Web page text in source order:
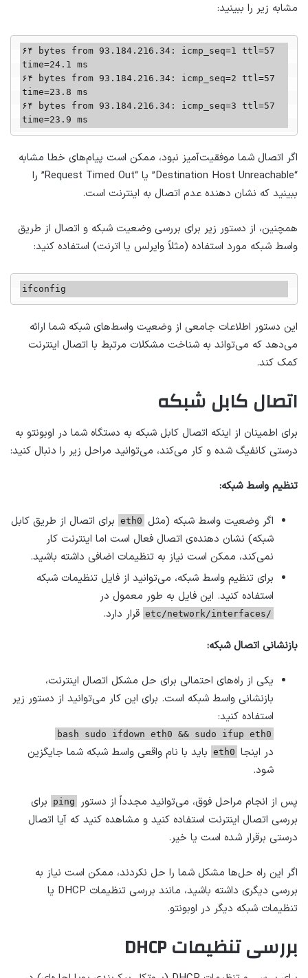
مشابه زیر را ببینید:
۶۴ bytes from 93.184.216.34: icmp_seq=1 ttl=57
time=24.1 ms
۶۴ bytes from 93.184.216.34: icmp_seq=2 ttl=57
time=23.8 ms
۶۴ bytes from 93.184.216.34: icmp_seq=3 ttl=57
time=23.9 ms
اگر اتصال شما موفقیت‌آمیز نبود، ممکن است پیام‌های خطا مشابه
“Destination Host Unreachable” یا “Request Timed Out” را
ببینید که نشان دهنده عدم اتصال به اینترنت است.
همچنین، از دستور زیر برای بررسی وضعیت شبکه و اتصال از طریق
واسط شبکه مورد استفاده (مثلاً وایرلس یا اترنت) استفاده کنید:
ifconfig
این دستور اطلاعات جامعی از وضعیت واسط‌های شبکه شما ارائه
می‌دهد که می‌تواند به شناخت مشکلات مرتبط با اتصال اینترنت
کمک کند.
اتصال کابل شبکه
برای اطمینان از اینکه اتصال کابل شبکه به دستگاه شما در اوبونتو به
درستی کانفیگ شده و کار می‌کند، می‌توانید مراحل زیر را دنبال کنید:
تنظیم واسط شبکه:
اگر وضعیت واسط شبکه (مثل eth0 برای اتصال از طریق کابل
شبکه) نشان دهنده‌ی اتصال فعال است اما اینترنت کار
نمی‌کند، ممکن است نیاز به تنظیمات اضافی داشته باشید.
برای تنظیم واسط شبکه، می‌توانید از فایل تنظیمات شبکه
استفاده کنید. این فایل به طور معمول در
/etc/network/interfaces
قرار دارد.
بازنشانی اتصال شبکه:
یکی از راه‌های احتمالی برای حل مشکل اتصال اینترنت،
بازنشانی واسط شبکه است. برای این کار می‌توانید از دستور زیر
استفاده کنید:
bash sudo ifdown eth0 && sudo ifup eth0
در اینجا eth0 باید با نام واقعی واسط شبکه شما جایگزین
شود.
پس از انجام مراحل فوق، می‌توانید مجدداً از دستور
ping
برای
بررسی اتصال اینترنت استفاده کنید و مشاهده کنید که آیا اتصال
درستی برقرار شده است یا خیر.
اگر این راه حل‌ها مشکل شما را حل نکردند، ممکن است نیاز به
بررسی دیگری داشته باشید، مانند بررسی تنظیمات DHCP یا
تنظیمات شبکه دیگر در اوبونتو.
بررسی تنظیمات DHCP